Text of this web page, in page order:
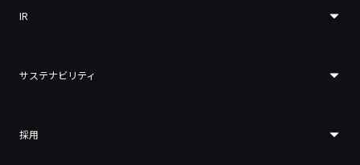
IR
サステナビリティ
採用